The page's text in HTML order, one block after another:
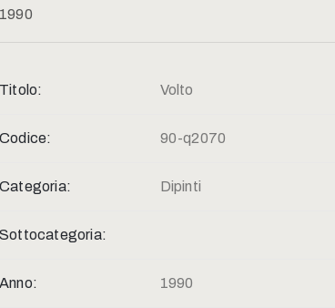
1990
Titolo: Volto
Codice: 90-q2070
Categoria: Dipinti
Sottocategoria:
Anno: 1990